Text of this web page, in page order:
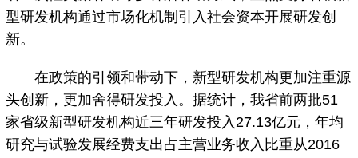
型研发机构通过市场化机制引入社会资本开展研发创
新。
在政策的引领和带动下，新型研发机构更加注重源
头创新，更加舍得研发投入。据统计，我省前两批51
家省级新型研发机构近三年研发投入27.13亿元，年均
研究与试验发展经费支出占主营业务收入比重从2016